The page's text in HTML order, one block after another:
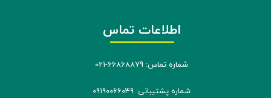
شماره تماس: 66868879-021
شماره پشتیبانی: 09190066049
اطلاعات تماس